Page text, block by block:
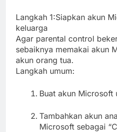
Langkah 1:Siapkan akun
keluarga
Agar parental control
sebaiknya memakai akun
akun orang tua.
Langkah umum:
Buat akun Microsoft
Tambahkan akun
Microsoft sebagai